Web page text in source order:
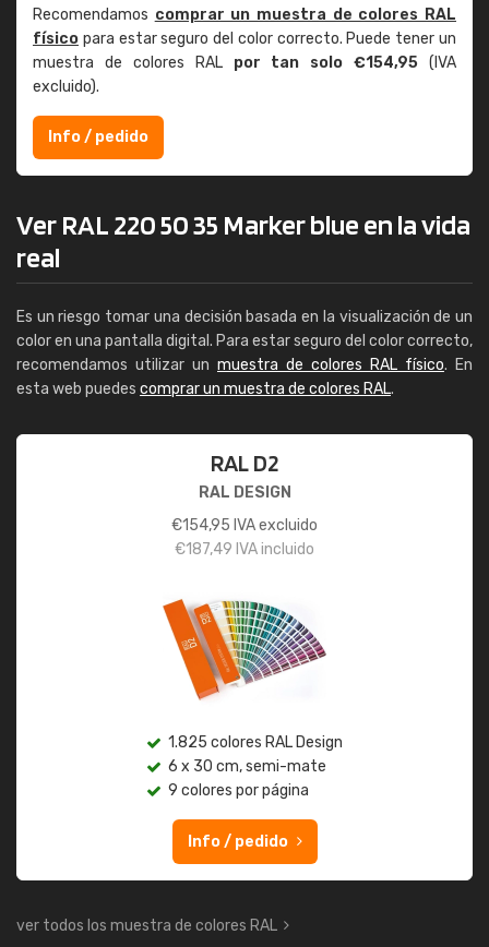
Recomendamos comprar un muestra de colores RAL
físico para estar seguro del color correcto. Puede tener un
muestra de colores RAL por tan solo €154,95 (IVA
excluido).
Info / pedido
Ver RAL 220 50 35 Marker blue en la vida
real
Es un riesgo tomar una decisión basada en la visualización de un
color en una pantalla digital. Para estar seguro del color correcto,
recomendamos utilizar un muestra de colores RAL físico. En
esta web puedes comprar un muestra de colores RAL.
RAL D2
RAL DESIGN
€154,95 IVA excluido
€187,49 IVA incluido
1.825 colores RAL Design
6 x 30 cm, semi-mate
9 colores por página
Info / pedido
ver todos los muestra de colores RAL